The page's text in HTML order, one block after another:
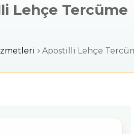
Lehçe Tercüme
Apostilli Lehçe